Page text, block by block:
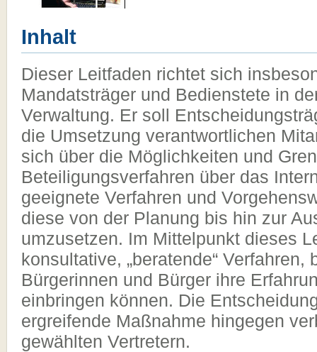
Inhalt
Dieser Leitfaden richtet sich
Mandatsträger und Bedienstete in
Verwaltung. Er soll
die Umsetzung verantwortlichen
sich über die Möglichkeiten und
Beteiligungsverfahren über das
geeignete Verfahren und
diese von der Planung bis hin zur
umzusetzen. Im Mittelpunkt dieses
konsultative, „beratende“ Verfahren,
Bürgerinnen und Bürger ihre
einbringen können. Die
ergreifende Maßnahme hingegen
gewählten Vertretern.